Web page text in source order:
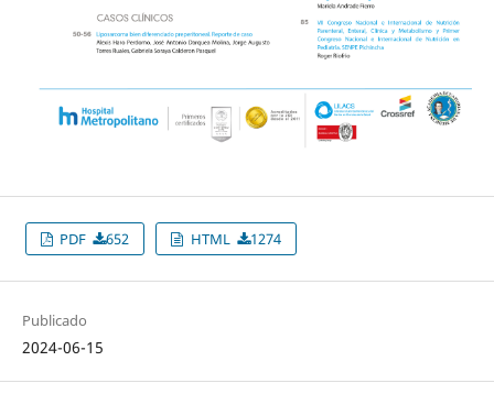
PDF 652 HTML 1274
Publicado
2024-06-15